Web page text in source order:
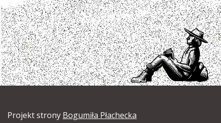
Projekt strony Bogumiła Płachecka